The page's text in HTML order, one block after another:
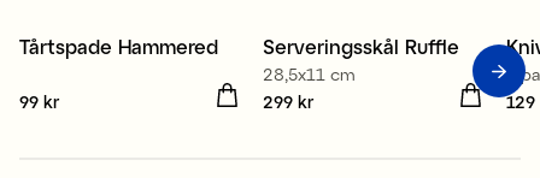
Tårtspade Hammered
Pris:
99 kr
Serveringsskål Ruffle
28,5x11 cm
Pris :299 kr
299 kr
4-
Pris
129